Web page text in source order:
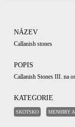
NÁZEV
Callanish stones
POPIS
Callanish Stones III. na
KATEGORIE
SKOTSKO MENHIRY